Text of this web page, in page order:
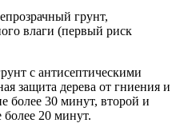
грунт,
влаги (первый риск
с антисептическими
защита дерева от гниения и
более 30 минут, второй и
20 минут.